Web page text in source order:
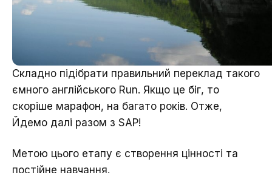
Складно підібрати правильний переклад такого
ємного англійського Run. Якщо це біг, то
скоріше марафон, на багато років. Отже,
Йдемо далі разом з SAP!
Метою цього етапу є створення цінності та
постійне навчання.